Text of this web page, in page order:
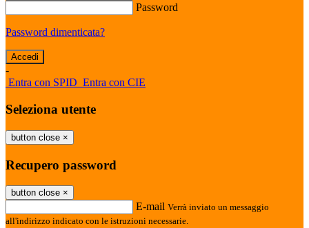
Password
Password dimenticata?
-
Entra con SPID Entra con CIE
Seleziona utente
button close ×
Recupero password
button close ×
E-mail Verrà inviato un messaggio
all'indirizzo indicato con le istruzioni necessarie.